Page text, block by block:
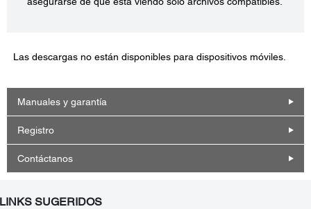
Las descargas no están disponibles para dispositivos móviles.
Manuales y garantía
Registro
Contáctanos
LINKS SUGERIDOS